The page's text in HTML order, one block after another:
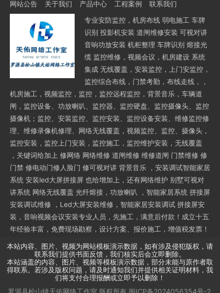
网站公告 关于我们 产品中心 工程案例
联系我们
专业安防监控，机房布线 弱电施工 车牌
识别 投影机安装 道闸维修安装 可视对讲
音响功放安装 机柜整理 车牌识别 熔接光
缆 监控维修，视频会议，机房建设 系统
集成 无线覆盖，安装监控，上门安监控，
监控综合布线，门禁考勤，布线走线，，
机房施工，视频监控，监控，监控远程监控，背景音乐，车辆道
闸，监控设备、功放喇叭、监控器、监控硬盘、监控摄像头、监控
摄像机；监控、安装监控、监控安装、监控设备安装、维修监控修
理、维修录像机修理、网络无线覆盖，视频监控、监控、摄像头，
监控安装，监控上门安装，监控施工，监控维护安装，无线覆盖
，关键词给加上 修网络 网络维修 道闸维修 维修道闸 门禁维修 修
门禁 修电动门修人脸门 修可视对讲 背景音乐 ，安装调试智能家居
系统 安装led大屏拼接屏 也给增加上，还有网络维护 别墅可视对
讲系统 网络无线覆盖 光纤熔接，功放喇叭 ，智能家居系统 拼接屏
安装调试维修 ，Led大屏安装维修，智能家居安装调试 拼接屏安
装，音响视频会议安装专业人员，先施工，满意后付款！成立十五
年经验丰富，免费现场勘察，设计方案、报价施工，增值税发票！
本站内容、图片、视频为网站模板演示数据，如有涉及侵犯版权，请
联系我们提供书面反馈，我们核实后会立即删除。
本站涵盖的内容、图片、视频等模板演示数据，部分未能与原作者取
得联系。若涉及版权问题，请及时通知我们并提供相关证明材料，我
们将支付合理报酬或立即予以删除！
罗源县松山镇天佑网络工作室 版权所有 闽ICP备2024056354号-2